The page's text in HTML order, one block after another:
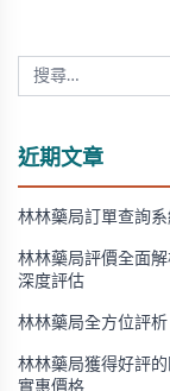
近期文章
林林藥局訂單查詢
林林藥局評價全面
深度評估
林林藥局全方位評
林林藥局獲得好評
實惠價格